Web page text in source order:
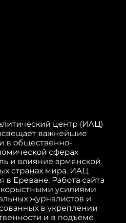
центр (ИАЦ)
важнейшие
в общественно-
сферах
и влияние армянской
странах мира. ИАЦ
в Ереване. Работа сайта
усилиями
журналистов и
в укреплении
и в подъеме